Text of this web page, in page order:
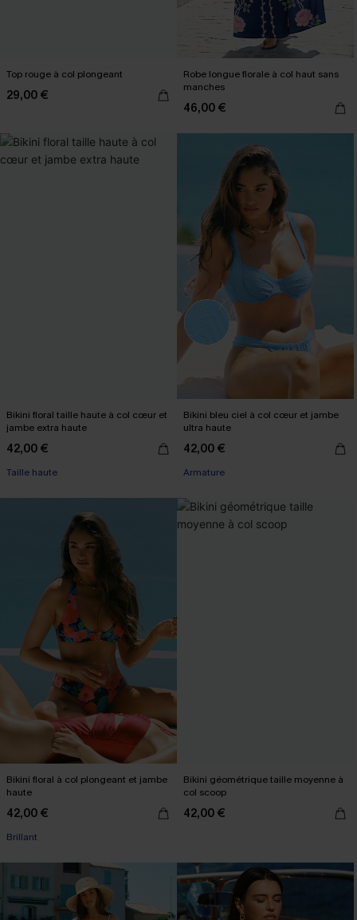
Top rouge à col plongeant
29,00 €
Robe longue florale à col haut sans
manches
46,00 €
Bikini floral taille haute à col cœur et
jambe extra haute
42,00 €
Taille haute
Bikini bleu ciel à col cœur et jambe
ultra haute
42,00 €
Armature
Bikini floral à col plongeant et jambe
haute
42,00 €
Brillant
Bikini géométrique taille moyenne à
col scoop
42,00 €